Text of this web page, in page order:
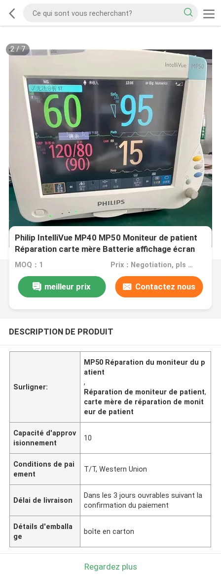
2/7
Philip IntelliVue MP40 MP50 Moniteur de patient
Réparation carte mère Batterie affichage écran
tactile clavier
MOQ：1 Prix：Negotiation, pls contact me
meilleur prix Contactez nous
DESCRIPTION DE PRODUIT
Surligner:
MP50 Réparation du moniteur du p
atient
,
Réparation de moniteur de patient,
carte mère de réparation de monit
eur de patient
Capacité d'approv
isionnement
10
Conditions de pai
ement
T/T, Western Union
Délai de livraison
Dans les 3 jours ouvrables suivant la
confirmation du paiement
Détails d'emballa
ge
boîte en carton
Regardez plus